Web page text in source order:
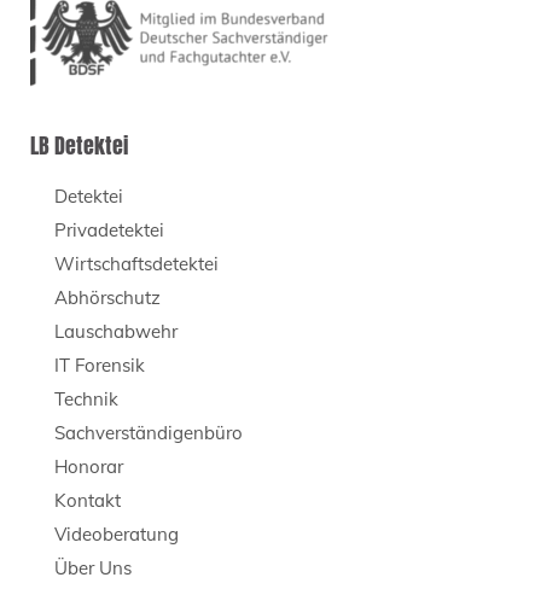
LB Detektei
Detektei
Privadetektei
Wirtschaftsdetektei
Abhörschutz
Lauschabwehr
IT Forensik
Technik
Sachverständigenbüro
Honorar
Kontakt
Videoberatung
Über Uns